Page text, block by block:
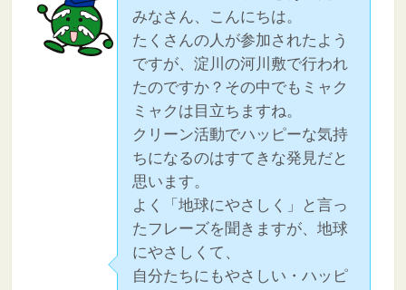
みなさん、こんにちは。
たくさんの人が参加されたよう
ですが、淀川の河川敷で行われ
たのですか？その中でもミャク
ミャクは目立ちますね。
クリーン活動でハッピーな気持
ちになるのはすてきな発見だと
思います。
よく「地球にやさしく」と言っ
たフレーズを聞きますが、地球
にやさしくて、
自分たちにもやさしい・ハッピ